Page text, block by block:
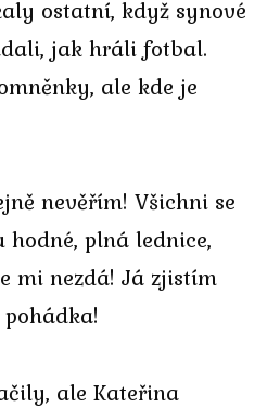
ostatní, když synové
jak hráli fotbal.
ale kde je
nevěřím! Všichni se
plná lednice,
mi nezdá! Já zjistím
ale Kateřina